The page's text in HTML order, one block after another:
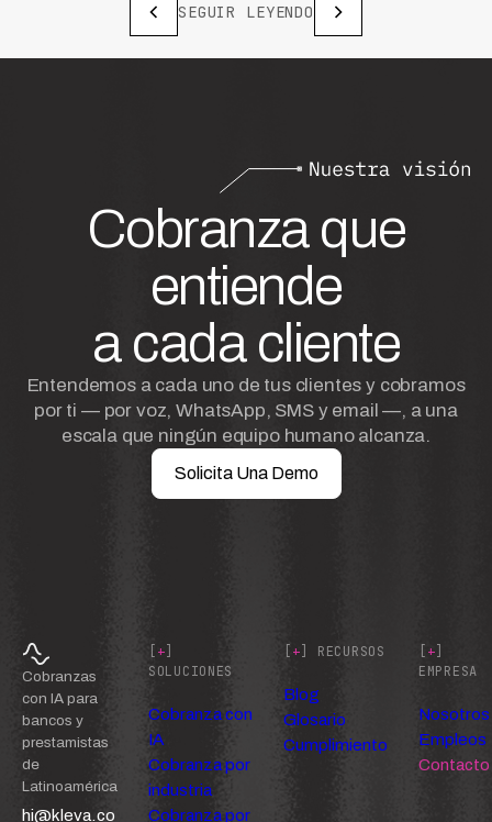
SEGUIR LEYENDO
Cobranza que
entiende
a cada cliente
Entendemos a cada uno de tus clientes y cobramos
por ti — por voz, WhatsApp, SMS y email —, a una
escala que ningún equipo humano alcanza.
Solicita Una Demo
Cobranzas
con IA para
bancos y
prestamistas
de
Latinoamérica
hi@kleva.co
[+]
SOLUCIONES
Cobranza con
IA
Cobranza por
industria
Cobranza por
[+] RECURSOS
Blog
Glosario
Cumplimiento
[+]
EMPRESA
Nosotros
Empleos
Contacto